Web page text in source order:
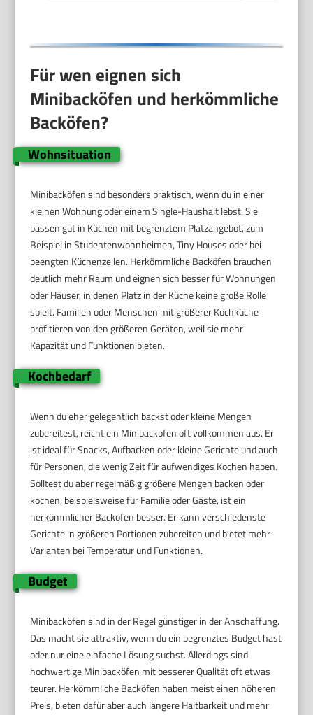
Für wen eignen sich
Minibacköfen und herkömmliche
Backöfen?
Wohnsituation
Minibacköfen sind besonders praktisch, wenn du in einer
kleinen Wohnung oder einem Single-Haushalt lebst. Sie
passen gut in Küchen mit begrenztem Platzangebot, zum
Beispiel in Studentenwohnheimen, Tiny Houses oder bei
beengten Küchenzeilen. Herkömmliche Backöfen brauchen
deutlich mehr Raum und eignen sich besser für Wohnungen
oder Häuser, in denen Platz in der Küche keine große Rolle
spielt. Familien oder Menschen mit größerer Kochküche
profitieren von den größeren Geräten, weil sie mehr
Kapazität und Funktionen bieten.
Kochbedarf
Wenn du eher gelegentlich backst oder kleine Mengen
zubereitest, reicht ein Minibackofen oft vollkommen aus. Er
ist ideal für Snacks, Aufbacken oder kleine Gerichte und auch
für Personen, die wenig Zeit für aufwendiges Kochen haben.
Solltest du aber regelmäßig größere Mengen backen oder
kochen, beispielsweise für Familie oder Gäste, ist ein
herkömmlicher Backofen besser. Er kann verschiedenste
Gerichte in größeren Portionen zubereiten und bietet mehr
Varianten bei Temperatur und Funktionen.
Budget
Minibacköfen sind in der Regel günstiger in der Anschaffung.
Das macht sie attraktiv, wenn du ein begrenztes Budget hast
oder nur eine einfache Lösung suchst. Allerdings sind
hochwertige Minibacköfen mit besserer Qualität oft etwas
teurer. Herkömmliche Backöfen haben meist einen höheren
Preis, bieten dafür aber auch längere Haltbarkeit und mehr